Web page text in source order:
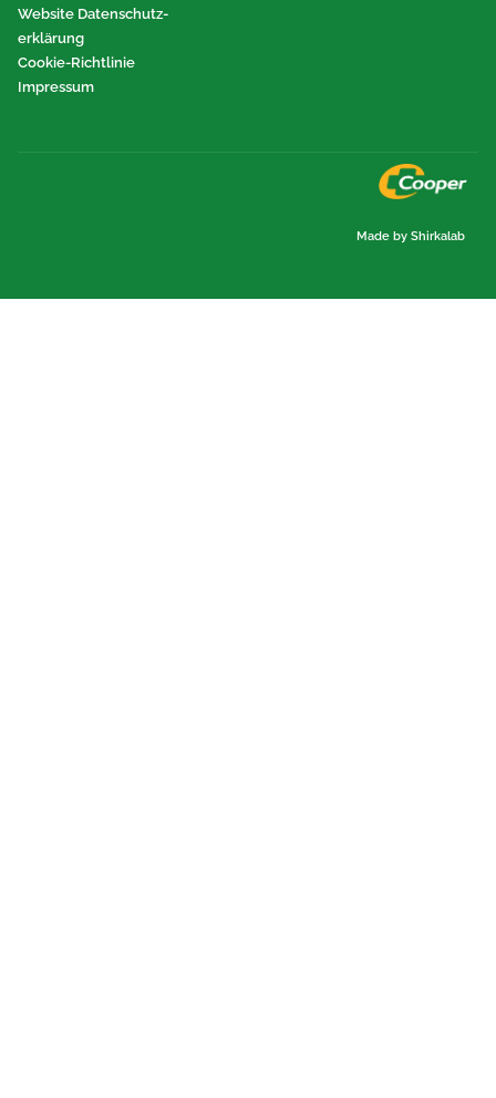
Website Datenschutz-
erklärung
Cookie-Richtlinie
Impressum
Made by Shirkalab